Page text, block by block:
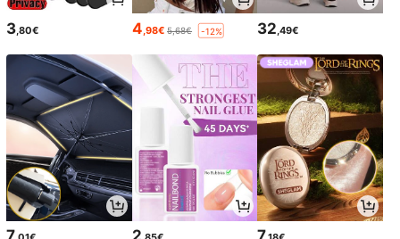
3 ,80€ 4 ,98€ 5,68€ -12% 32 ,49€
7 2 7